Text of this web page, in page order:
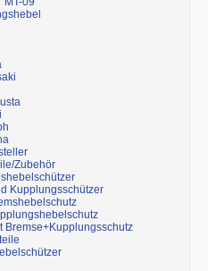
Zubehör
Kupplungsschützer
Bremse+Kupplungsschutz